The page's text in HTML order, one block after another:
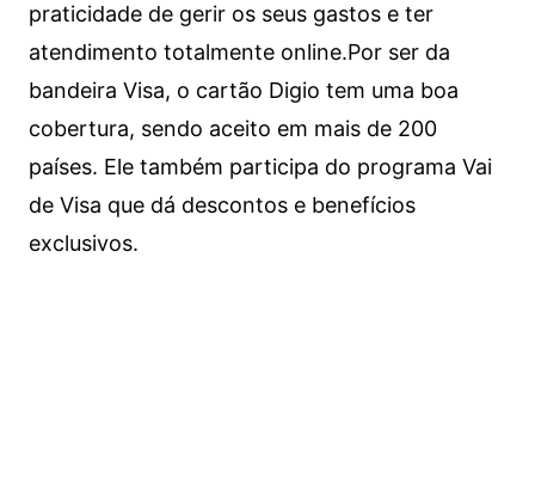
praticidade de gerir os seus gastos e ter
atendimento totalmente online.Por ser da
bandeira Visa, o cartão Digio tem uma boa
cobertura, sendo aceito em mais de 200
países. Ele também participa do programa Vai
de Visa que dá descontos e benefícios
exclusivos.